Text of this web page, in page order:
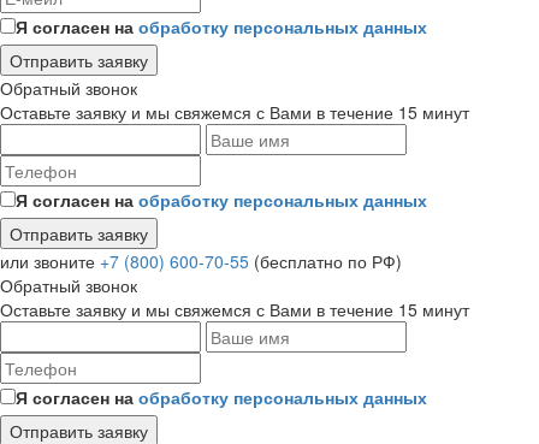
Я согласен на обработку персональных данных
Обратный звонок
Оставьте заявку и мы свяжемся с Вами в течение 15 минут
Я согласен на обработку персональных данных
или звоните +7 (800) 600-70-55 (бесплатно по РФ)
Обратный звонок
Оставьте заявку и мы свяжемся с Вами в течение 15 минут
Я согласен на обработку персональных данных